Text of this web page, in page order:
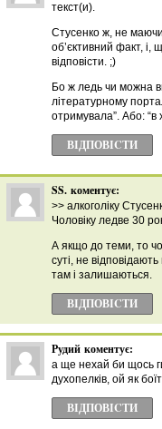
текст(и).
Стусенко ж, не маючи
об’єктивний факт, і,
відповісти. ;)
Бо ж ледь чи можна
літературному
отримувала”. Або: “в
ВІДПОВІCТИ
SS. коментує:
>> алкоголіку
Чоловіку ледве 30
А якщо до теми, то
суті, не
там і залишаються.
ВІДПОВІCТИ
Рудий коментує:
а ще нехай би щось
духопелків, ой як
ВІДПОВІCТИ